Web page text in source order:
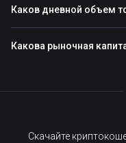
Каков дневной объем
Какова рыночная
Скачайте